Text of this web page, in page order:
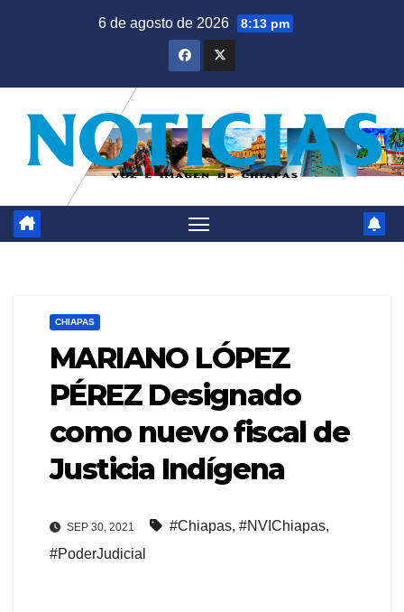
6 de agosto de 2026 8:13 pm
CHIAPAS
MARIANO LÓPEZ
PÉREZ Designado
como nuevo fiscal de
Justicia Indígena
SEP 30, 2021 #Chiapas, #NVIChiapas,
#PoderJudicial